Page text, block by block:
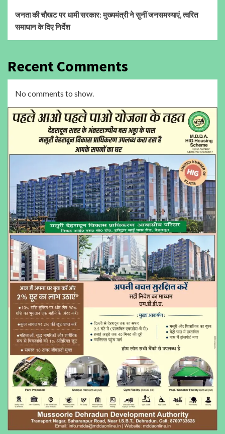
जनता की चौखट पर धामी सरकार: मुख्यमंत्री ने सुनीं जनसमस्याएं, त्वरित
समाधान के दिए निर्देश
Recent Comments
No comments to show.